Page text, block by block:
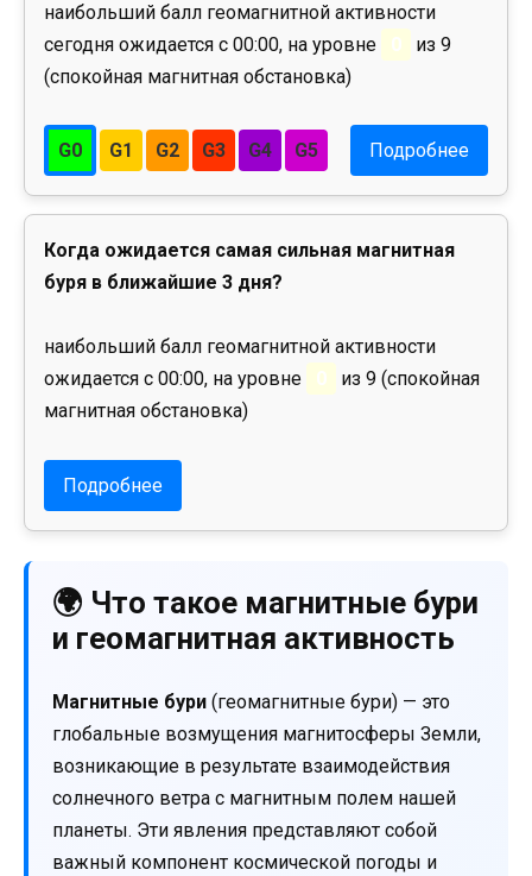
наибольший балл геомагнитной активности
сегодня ожидается с 00:00, на уровне
0
из 9
(спокойная магнитная обстановка)
G0 G1 G2 G3 G4 G5 Подробнее
Когда ожидается самая сильная магнитная
буря в ближайшие 3 дня?
наибольший балл геомагнитной активности
ожидается с 00:00, на уровне
0
из 9 (спокойная
магнитная обстановка)
Подробнее
🌍 Что такое магнитные бури
и геомагнитная активность
Магнитные бури (геомагнитные бури) — это
глобальные возмущения магнитосферы Земли,
возникающие в результате взаимодействия
солнечного ветра с магнитным полем нашей
планеты. Эти явления представляют собой
важный компонент космической погоды и